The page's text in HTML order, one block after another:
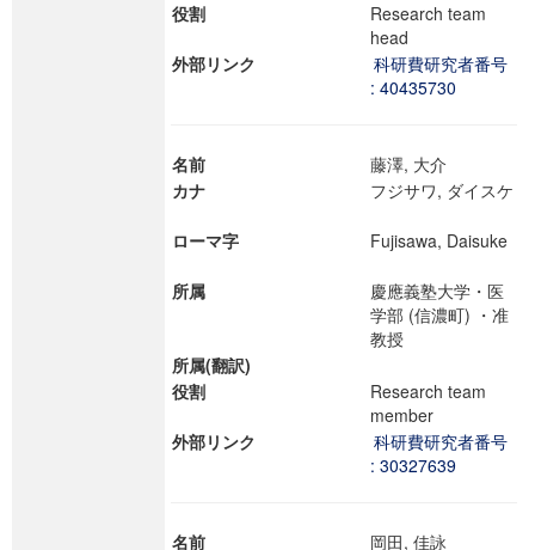
役割
Research team
head
外部リンク
科研費研究者番号
: 40435730
名前
藤澤, 大介
カナ
フジサワ, ダイスケ
ローマ字 Fujisawa, Daisuke
所属
慶應義塾大学・医
学部 (信濃町) ・准
教授
所属(翻訳)
役割
Research team
member
外部リンク
科研費研究者番号
: 30327639
名前
岡田, 佳詠